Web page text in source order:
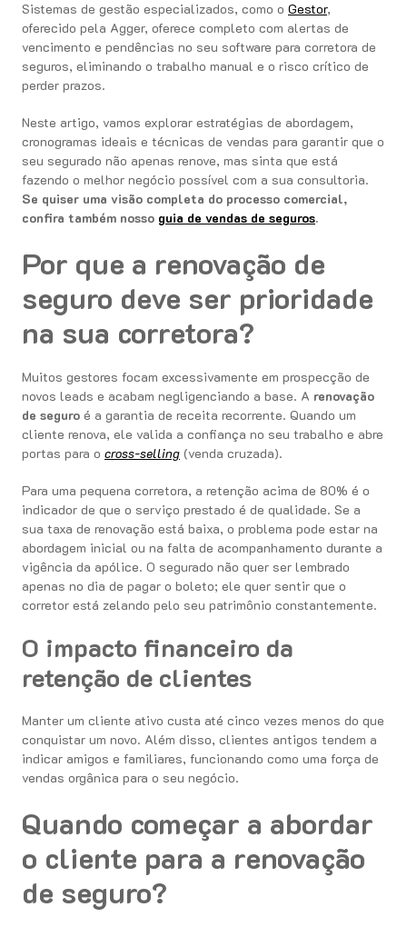
Sistemas de gestão especializados, como o Gestor,
oferecido pela Agger, oferece completo com alertas de
vencimento e pendências no seu software para corretora de
seguros, eliminando o trabalho manual e o risco crítico de
perder prazos.
Neste artigo, vamos explorar estratégias de abordagem,
cronogramas ideais e técnicas de vendas para garantir que o
seu segurado não apenas renove, mas sinta que está
fazendo o melhor negócio possível com a sua consultoria.
Se quiser uma visão completa do processo comercial,
confira também nosso guia de vendas de seguros.
Por que a renovação de
seguro deve ser prioridade
na sua corretora?
Muitos gestores focam excessivamente em prospecção de
novos leads e acabam negligenciando a base. A renovação
de seguro é a garantia de receita recorrente. Quando um
cliente renova, ele valida a confiança no seu trabalho e abre
portas para o cross-selling (venda cruzada).
Para uma pequena corretora, a retenção acima de 80% é o
indicador de que o serviço prestado é de qualidade. Se a
sua taxa de renovação está baixa, o problema pode estar na
abordagem inicial ou na falta de acompanhamento durante a
vigência da apólice. O segurado não quer ser lembrado
apenas no dia de pagar o boleto; ele quer sentir que o
corretor está zelando pelo seu patrimônio constantemente.
O impacto financeiro da
retenção de clientes
Manter um cliente ativo custa até cinco vezes menos do que
conquistar um novo. Além disso, clientes antigos tendem a
indicar amigos e familiares, funcionando como uma força de
vendas orgânica para o seu negócio.
Quando começar a abordar
o cliente para a renovação
de seguro?